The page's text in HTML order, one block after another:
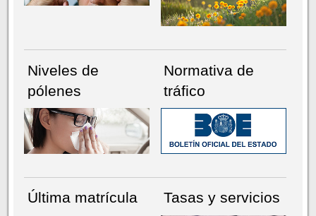
Niveles de
pólenes
Normativa de
tráfico
Última matrícula
Tasas y servicios